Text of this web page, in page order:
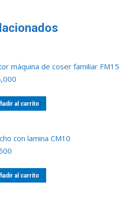
máquina de coser familiar FM15
al carrito
con lamina CM10
al carrito